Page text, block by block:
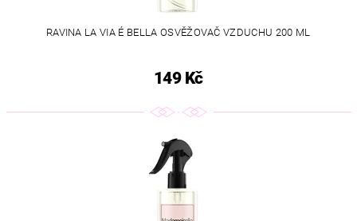
RAVINA LA VIA É BELLA OSVĚŽOVAČ VZDUCHU 200 ML
149 Kč